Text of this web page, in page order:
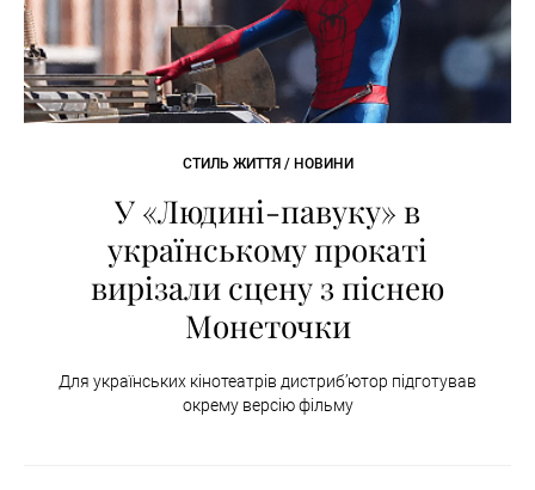
СТИЛЬ ЖИТТЯ / НОВИНИ
У «Людині-павуку» в
українському прокаті
вирізали сцену з піснею
Монеточки
Для українських кінотеатрів дистриб’ютор підготував
окрему версію фільму